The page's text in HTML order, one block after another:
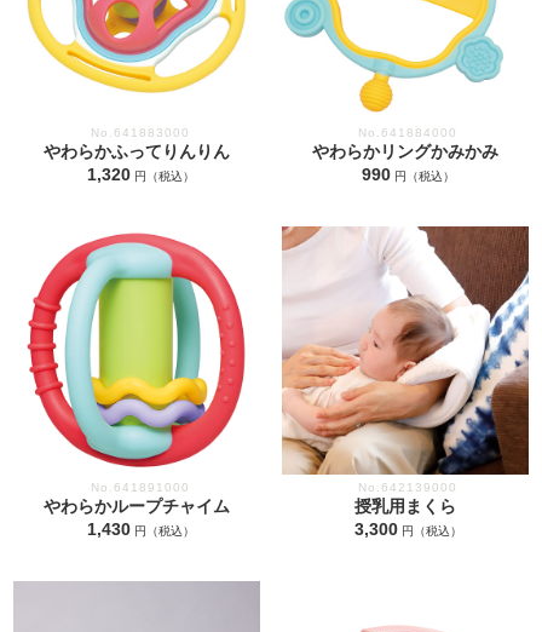
No.641883000
やわらかふってりんりん
1,320 円（税込）
No.641884000
やわらかリングかみかみ
990 円（税込）
No.641891000
やわらかループチャイム
1,430 円（税込）
No.642139000
授乳用まくら
3,300 円（税込）